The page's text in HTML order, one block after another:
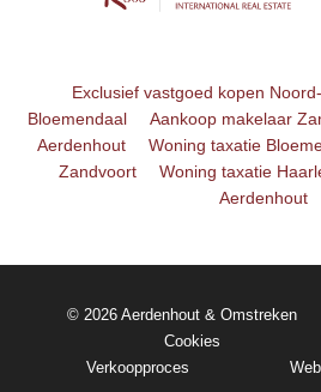
Exclusief vastgoed kopen
Bloemendaal
Aankoop makelaar
Aerdenhout
Woning taxatie
Zandvoort
Woning taxatie
Aerdenhout
© 2026 Aerdenhout & Omstreken
Cookies
Verkoopproces